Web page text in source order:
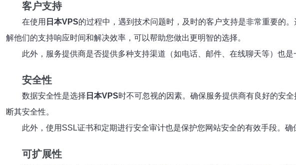
客户支持
在使用 日本VPS的过程中，遇到技术问题时，及时的客户支持是非常重要的
解他们的支持响应时间和解决效率，可以帮助您做出更明智的选择。
此外，服务提供商是否提供多种支持渠道（如电话、邮件、在线聊天等）也
安全性
数据安全性是选择 日本VPS时不可忽视的因素。确保服务提供商有良好的安
断其安全性。
此外，使用SSL证书和定期进行安全审计也是保护您网站安全的有效手段。
可扩展性